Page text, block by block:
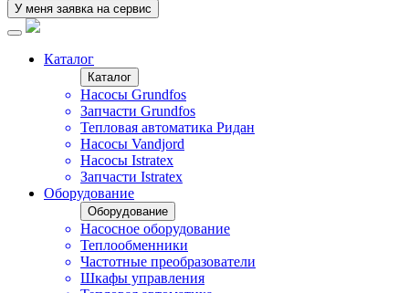
У меня заявка на сервис
Каталог
Каталог
Насосы Grundfos
Запчасти Grundfos
Тепловая автоматика Ридан
Насосы Vandjord
Насосы Istratex
Запчасти Istratex
Оборудование
Оборудование
Насосное оборудование
Теплообменники
Частотные преобразователи
Шкафы управления